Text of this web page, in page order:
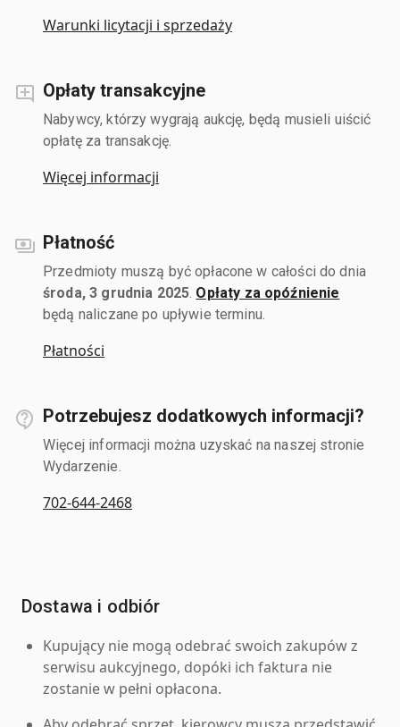
Warunki licytacji i sprzedaży
Opłaty transakcyjne
Nabywcy, którzy wygrają aukcję, będą musieli uiścić
opłatę za transakcję.
Więcej informacji
Płatność
Przedmioty muszą być opłacone w całości do dnia
środa, 3 grudnia 2025 Opłaty za opóźnienie
będą naliczane po upływie terminu.
Płatności
Potrzebujesz dodatkowych informacji?
Więcej informacji można uzyskać na naszej stronie
Wydarzenie.
702-644-2468
Dostawa i odbiór
Kupujący nie mogą odebrać swoich zakupów z
serwisu aukcyjnego, dopóki ich faktura nie
zostanie w pełni opłacona.